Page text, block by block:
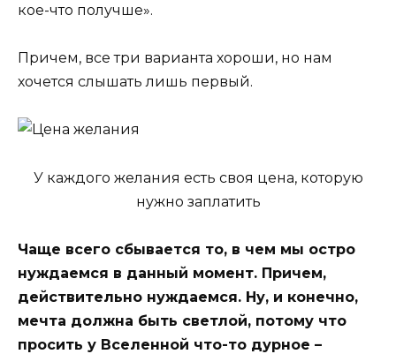
кое-что получше».
Причем, все три варианта хороши, но нам
хочется слышать лишь первый.
У каждого желания есть своя цена, которую
нужно заплатить
Чаще всего сбывается то, в чем мы остро
нуждаемся в данный момент. Причем,
действительно нуждаемся. Ну, и конечно,
мечта должна быть светлой, потому что
просить у Вселенной что-то дурное –